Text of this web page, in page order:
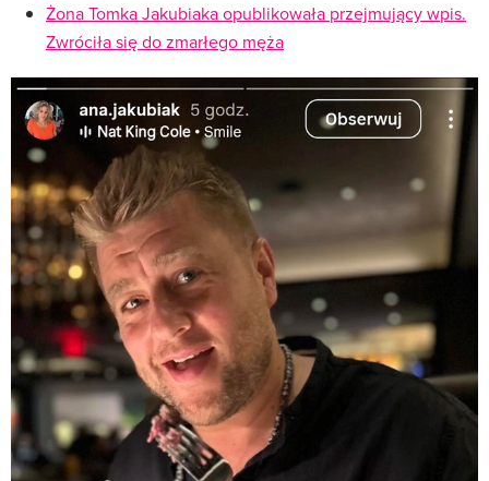
Żona Tomka Jakubiaka opublikowała przejmujący wpis.
Zwróciła się do zmarłego męża